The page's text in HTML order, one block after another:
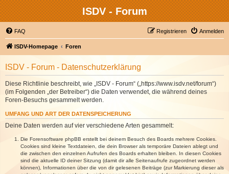
ISDV - Forum
FAQ Anmelden
Registrieren
ISDV-Homepage Foren
ISDV - Forum - Datenschutzerklärung
Diese Richtlinie beschreibt, wie „ISDV - Forum“ („https://www.isdv.net/forum“)
(im Folgenden „der Betreiber“) die Daten verwendet, die während deines
Foren-Besuchs gesammelt werden.
UMFANG UND ART DER DATENSPEICHERUNG
Deine Daten werden auf vier verschiedene Arten gesammelt:
Die Forensoftware phpBB erstellt bei deinem Besuch des Boards mehrere Cookies.
Cookies sind kleine Textdateien, die dein Browser als temporäre Dateien ablegt und
die zwischen den einzelnen Aufrufen des Boards erhalten bleiben. In diesen Cookies
sind die aktuelle ID deiner Sitzung (damit dir alle Seitenaufrufe zugeordnet werden
können), Informationen über die von dir gelesenen Beiträge (zur Markierung dieser als